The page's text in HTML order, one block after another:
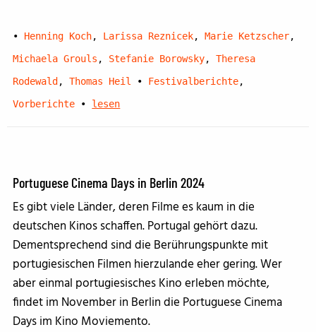
• Henning Koch, Larissa Reznicek,Marie Ketzscher,
Michaela Grouls , Stefanie Borowsky,Theresa
Rodewald ,Thomas Heil • Festivalberichte,
Vorberichte
• lesen
Portuguese Cinema Days in Berlin 2024
Es gibt viele Länder, deren Filme es kaum in die
deutschen Kinos schaffen. Portugal gehört dazu.
Dementsprechend sind die Berührungspunkte mit
portugiesischen Filmen hierzulande eher gering. Wer
aber einmal portugiesisches Kino erleben möchte,
findet im November in Berlin die Portuguese Cinema
Days im Kino Moviemento.